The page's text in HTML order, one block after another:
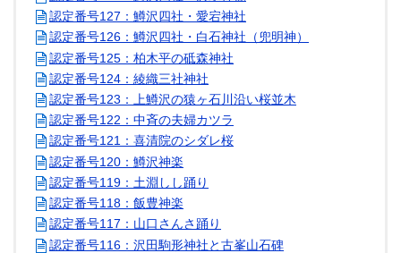
認定番号127：鱒沢四社・愛宕神社
認定番号126：鱒沢四社・白石神社（兜明神）
認定番号125：柏木平の砥森神社
認定番号124：綾織三社神社
認定番号123：上鱒沢の猿ヶ石川沿い桜並木
認定番号122：中斉の夫婦カツラ
認定番号121：喜清院のシダレ桜
認定番号120：鱒沢神楽
認定番号119：土淵しし踊り
認定番号118：飯豊神楽
認定番号117：山口さんさ踊り
認定番号116：沢田駒形神社と古峯山石碑